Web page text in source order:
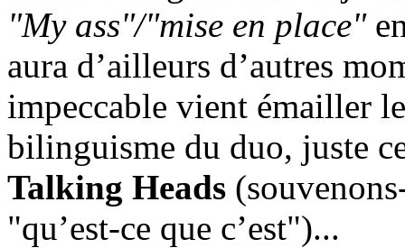
"My ass"/"mise en place"
aura d’ailleurs d’autres
impeccable vient émailler
bilinguisme du duo, juste
Talking Heads
"qu’est-ce que c’est")...